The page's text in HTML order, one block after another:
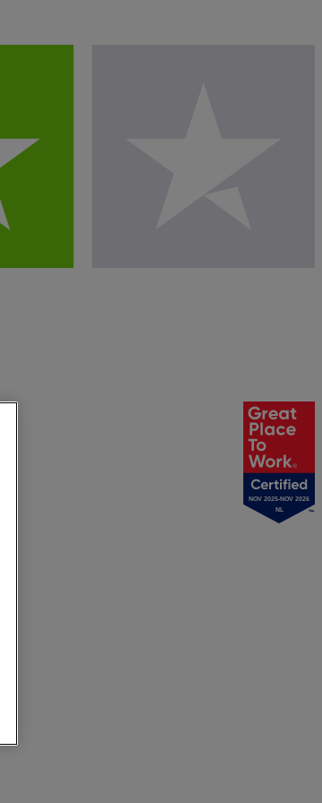
NOV 2025-NOV 2026
NL